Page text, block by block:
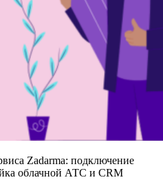
Zadarma: подключение
облачной АТС и CRM